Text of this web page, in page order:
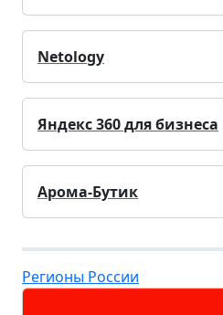
Netology
Яндекс 360 для бизнеса
Арома-Бутик
Регионы России